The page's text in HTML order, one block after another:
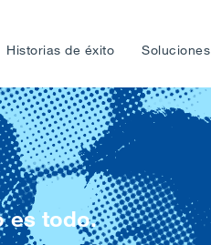
Historias de éxito Soluciones
es todo.